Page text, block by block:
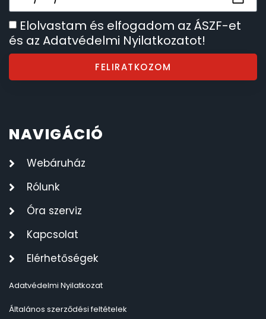
Elolvastam és elfogadom az ÁSZF-et
és az Adatvédelmi Nyilatkozatot!
FELIRATKOZOM
NAVIGÁCIÓ
Webáruház
Rólunk
Óra szerviz
Kapcsolat
Elérhetőségek
Adatvédelmi Nyilatkozat
Általános szerződési feltételek